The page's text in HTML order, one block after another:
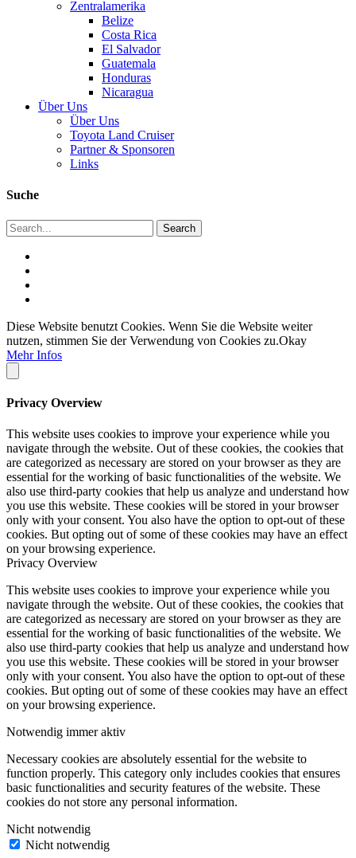
Zentralamerika
Belize
Costa Rica
El Salvador
Guatemala
Honduras
Nicaragua
Über Uns
Über Uns
Toyota Land Cruiser
Partner & Sponsoren
Links
Suche
Diese Website benutzt Cookies. Wenn Sie die Website weiter
nutzen, stimmen Sie der Verwendung von Cookies zu.Okay
Mehr Infos
Privacy Overview
This website uses cookies to improve your experience while you
navigate through the website. Out of these cookies, the cookies that
are categorized as necessary are stored on your browser as they are
essential for the working of basic functionalities of the website. We
also use third-party cookies that help us analyze and understand how
you use this website. These cookies will be stored in your browser
only with your consent. You also have the option to opt-out of these
cookies. But opting out of some of these cookies may have an effect
on your browsing experience.
Privacy Overview
This website uses cookies to improve your experience while you
navigate through the website. Out of these cookies, the cookies that
are categorized as necessary are stored on your browser as they are
essential for the working of basic functionalities of the website. We
also use third-party cookies that help us analyze and understand how
you use this website. These cookies will be stored in your browser
only with your consent. You also have the option to opt-out of these
cookies. But opting out of some of these cookies may have an effect
on your browsing experience.
Notwendig immer aktiv
Necessary cookies are absolutely essential for the website to
function properly. This category only includes cookies that ensures
basic functionalities and security features of the website. These
cookies do not store any personal information.
Nicht notwendig
Nicht notwendig